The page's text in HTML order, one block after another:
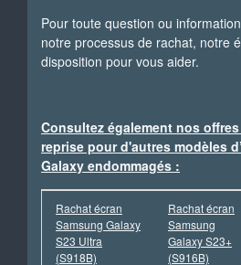
Pour toute question ou
notre processus de rachat, notre
disposition pour vous aider.
Consultez également nos
reprise pour d'autres modèles
Galaxy endommagés :
Rachat écran
Samsung Galaxy
S23 Ultra
(S918B)
Rachat écran
Samsung
Galaxy S23+
(S916B)